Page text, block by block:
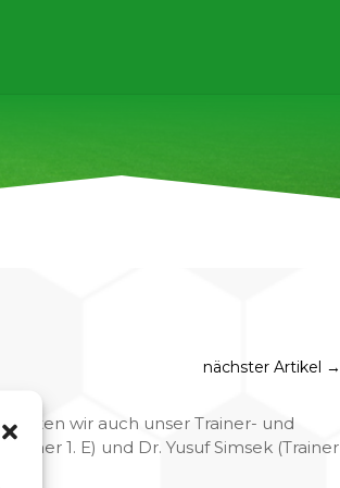
nächster Artikel →
wir auch unser Trainer- und
1. E) und Dr. Yusuf Simsek (Trainer